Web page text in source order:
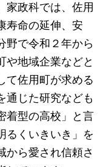
家政科では、佐用
寿命の延伸、安
野で令和２年から
や地域企業などと
て佐用町が求める
通じた研究なども
着型の高校」と言
るくいきいき」を
から愛され信頼さ